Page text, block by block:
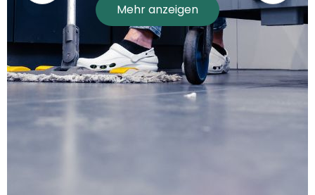
Mehr anzeigen